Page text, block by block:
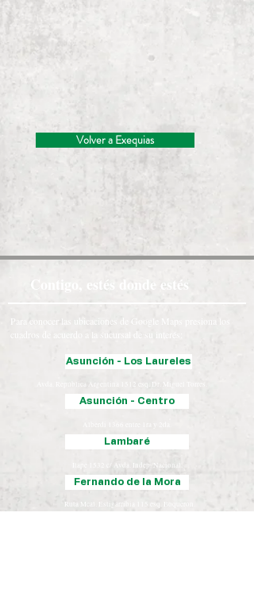
Volver a Exequias
Contigo, estés donde estés
Para conocer las ubicaciones de Google Maps presiona los
cuadros de acuerdo a la sucursal de su interés:
Asunción - Los Laureles
Avda. República Argentina 1512 esq. Dr. Miguel Torres.
Asunción - Centro
Lambaré
Itape 1532 c/ Avda. Indep. Nacional.
Fernando de la Mora
Ruta Mcal. Estigarribia 115 esq. Boquerón.